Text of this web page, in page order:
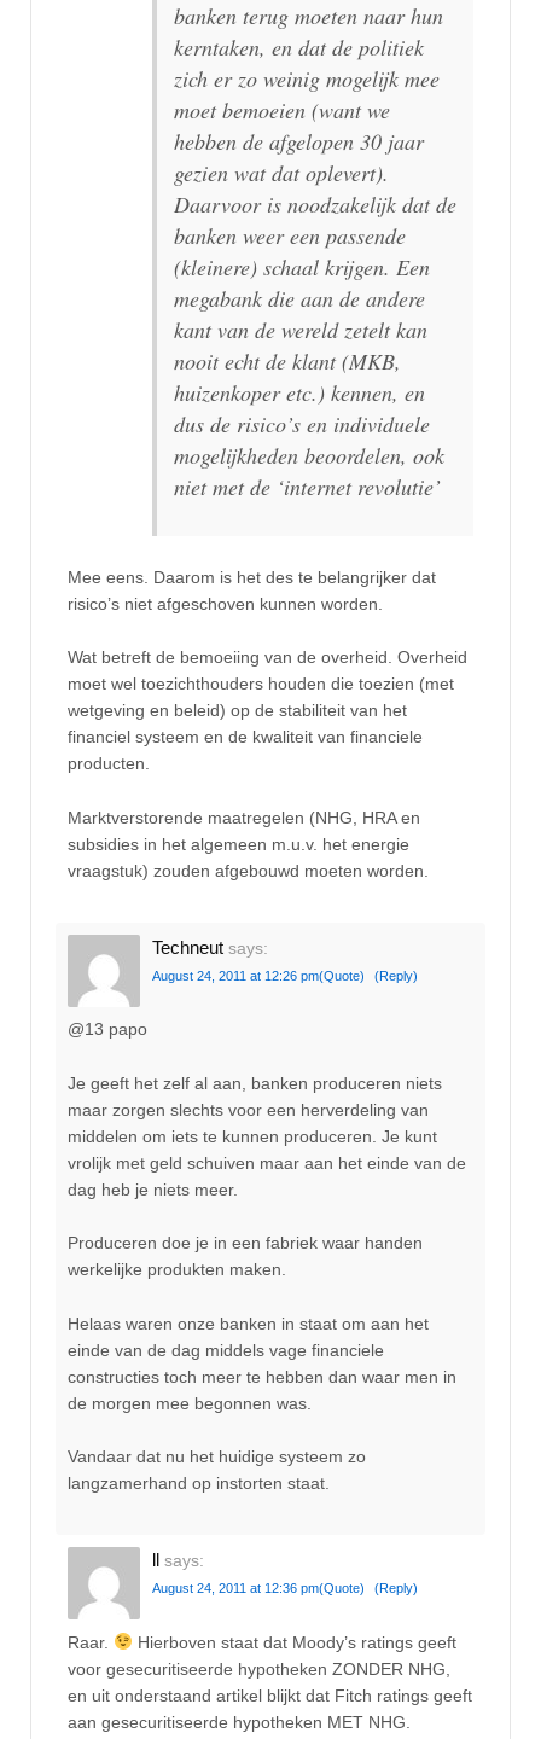
banken terug moeten naar hun
kerntaken, en dat de politiek
zich er zo weinig mogelijk mee
moet bemoeien (want we
hebben de afgelopen 30 jaar
gezien wat dat oplevert).
Daarvoor is noodzakelijk dat de
banken weer een passende
(kleinere) schaal krijgen. Een
megabank die aan de andere
kant van de wereld zetelt kan
nooit echt de klant (MKB,
huizenkoper etc.) kennen, en
dus de risico’s en individuele
mogelijkheden beoordelen, ook
niet met de ‘internet revolutie’
Mee eens. Daarom is het des te belangrijker dat
risico’s niet afgeschoven kunnen worden.
Wat betreft de bemoeiing van de overheid. Overheid
moet wel toezichthouders houden die toezien (met
wetgeving en beleid) op de stabiliteit van het
financiel systeem en de kwaliteit van financiele
producten.
Marktverstorende maatregelen (NHG, HRA en
subsidies in het algemeen m.u.v. het energie
vraagstuk) zouden afgebouwd moeten worden.
Techneut says:
August 24, 2011 at 12:26 pm(Quote) (Reply)
@13 papo
Je geeft het zelf al aan, banken produceren niets
maar zorgen slechts voor een herverdeling van
middelen om iets te kunnen produceren. Je kunt
vrolijk met geld schuiven maar aan het einde van de
dag heb je niets meer.
Produceren doe je in een fabriek waar handen
werkelijke produkten maken.
Helaas waren onze banken in staat om aan het
einde van de dag middels vage financiele
constructies toch meer te hebben dan waar men in
de morgen mee begonnen was.
Vandaar dat nu het huidige systeem zo
langzamerhand op instorten staat.
ll says:
August 24, 2011 at 12:36 pm(Quote) (Reply)
Raar.
Hierboven staat dat Moody’s ratings geeft
voor gesecuritiseerde hypotheken ZONDER NHG,
en uit onderstaand artikel blijkt dat Fitch ratings geeft
aan gesecuritiseerde hypotheken MET NHG.